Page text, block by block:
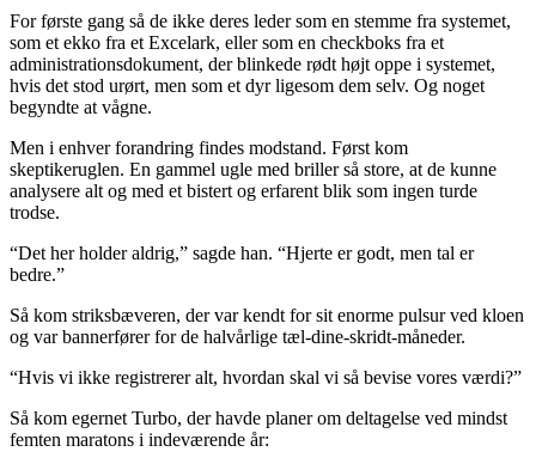
For første gang så de ikke deres leder som en stemme fra systemet,
som et ekko fra et Excelark, eller som en checkboks fra et
administrationsdokument, der blinkede rødt højt oppe i systemet,
hvis det stod urørt, men som et dyr ligesom dem selv. Og noget
begyndte at vågne.
Men i enhver forandring findes modstand. Først kom
skeptikeruglen. En gammel ugle med briller så store, at de kunne
analysere alt og med et bistert og erfarent blik som ingen turde
trodse.
“Det her holder aldrig,” sagde han. “Hjerte er godt, men tal er
bedre.”
Så kom striksbæveren, der var kendt for sit enorme pulsur ved kloen
og var bannerfører for de halvårlige tæl-dine-skridt-måneder.
“Hvis vi ikke registrerer alt, hvordan skal vi så bevise vores værdi?”
Så kom egernet Turbo, der havde planer om deltagelse ved mindst
femten maratons i indeværende år: